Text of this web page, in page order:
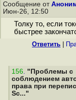
Сообщение от
Июн-26, 12:50
Толку то, если
быстрее
Ответить
156. "Проблемы с
соблюдением
права при
Sc..."